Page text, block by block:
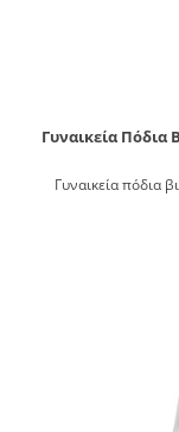
Γυναικεία Πόδια
Γυναικεία πόδια